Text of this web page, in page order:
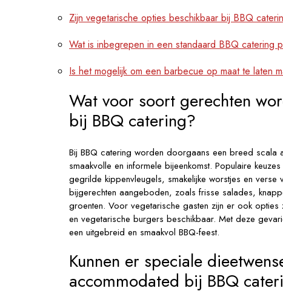
Zijn vegetarische opties beschikbaar bij BBQ
Wat is inbegrepen in een standaard BBQ catering
Is het mogelijk om een barbecue op maat te laten
Wat voor soort gerechten
bij BBQ catering?
Bij BBQ catering worden doorgaans een breed
smaakvolle en informele bijeenkomst. Populaire
gegrilde kippenvleugels, smakelijke worstjes en
bijgerechten aangeboden, zoals frisse salades,
groenten. Voor vegetarische gasten zijn er ook
en vegetarische burgers beschikbaar. Met deze
een uitgebreid en smaakvol BBQ-feest.
Kunnen er speciale
accommodated bij BBQ